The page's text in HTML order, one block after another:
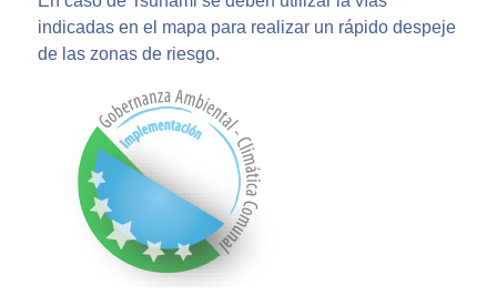
indicadas en el mapa para realizar un rápido despeje
de las zonas de riesgo.